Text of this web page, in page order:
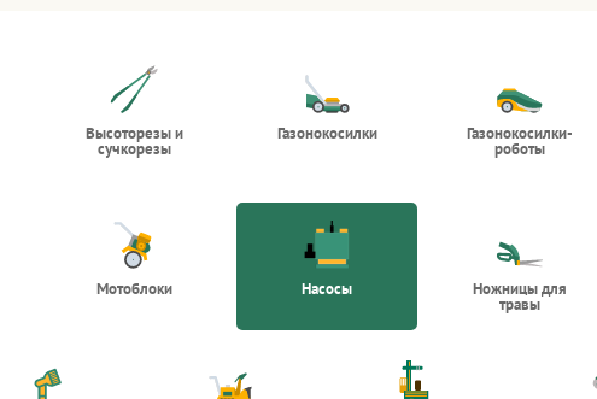
Высоторезы и
сучкорезы
Газонокосилки Газонокосилки-
роботы
Мотоблоки Насосы Ножницы для
травы